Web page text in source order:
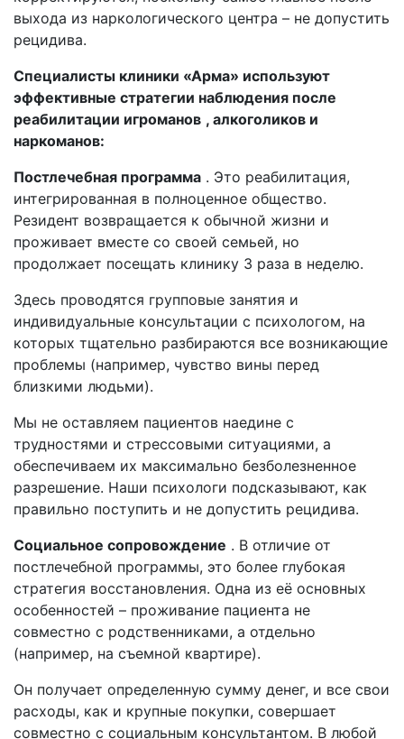
выхода из наркологического центра – не допустить
рецидива.
Специалисты клиники «Арма» используют
эффективные стратегии наблюдения после
реабилитации игроманов , алкоголиков и
наркоманов:
Постлечебная программа . Это реабилитация,
интегрированная в полноценное общество.
Резидент возвращается к обычной жизни и
проживает вместе со своей семьей, но
продолжает посещать клинику 3 раза в неделю.
Здесь проводятся групповые занятия и
индивидуальные консультации с психологом, на
которых тщательно разбираются все возникающие
проблемы (например, чувство вины перед
близкими людьми).
Мы не оставляем пациентов наедине с
трудностями и стрессовыми ситуациями, а
обеспечиваем их максимально безболезненное
разрешение. Наши психологи подсказывают, как
правильно поступить и не допустить рецидива.
Социальное сопровождение . В отличие от
постлечебной программы, это более глубокая
стратегия восстановления. Одна из её основных
особенностей – проживание пациента не
совместно с родственниками, а отдельно
(например, на съемной квартире).
Он получает определенную сумму денег, и все свои
расходы, как и крупные покупки, совершает
совместно с социальным консультантом. В любой